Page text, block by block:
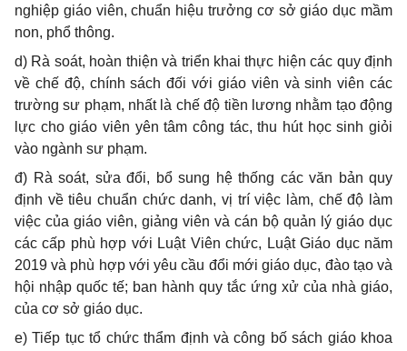
nghiệp giáo viên, chuẩn hiệu trưởng cơ sởgiáo dục mầm
non, phổ thông.
d) Rà soát, hoàn thiện và triển khai thực hiện các quy định
về chế độ, chính sách đối với giáo viên và sinh viên các
trườngsư phạm, nhất là chế độ tiền lương nhằm tạo động
lực cho giáo viên yên tâm công tác, thu hút học sinh giỏi
vào ngành sư phạm.
đ) Rà soát, sửa đổi, bổ sung hệ thống các văn bản quy
định về tiêu chuẩn chức danh, vị trí việc làm, chế độ làm
việc của giáo viên, giảng viên và cán bộ quản lý giáo dục
các cấp phù hợp với Luật Viên chức, Luật Giáo dục năm
2019 và phù hợp với yêu cầu đổi mới giáo dục, đào tạo và
hội nhập quốc tế; ban hành quy tắc ứng xử của nhà giáo,
của cơ sở giáo dục.
e) Tiếp tục tổ chức thẩm định và công bố sách giáo khoa